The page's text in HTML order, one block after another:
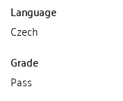
Language
Czech
Grade
Pass